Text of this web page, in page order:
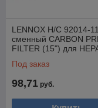
LENNOX H/C 92014-11
сменный CARBON
FILTER (15") для
Под заказ
98,71 руб.